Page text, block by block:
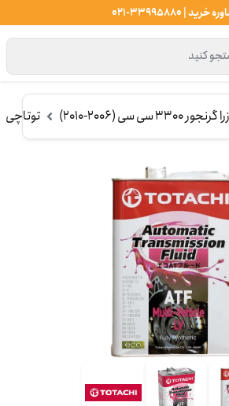
| 33995880-021
کنید
سی سی (2006-2010) توتاچی